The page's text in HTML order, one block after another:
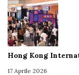
Hong Kong
17 Aprile 2026